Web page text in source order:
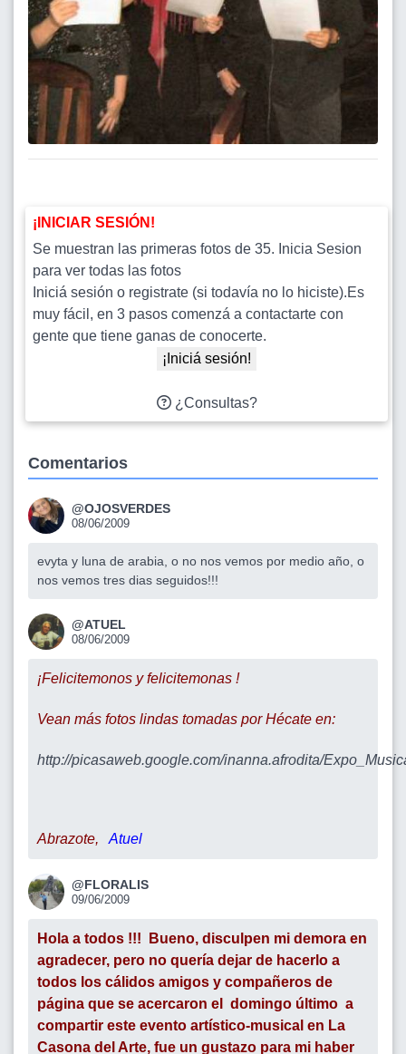
¡INICIAR SESIÓN!
Se muestran las primeras fotos de 35. Inicia Sesion
para ver todas las fotos
Iniciá sesión o registrate (si todavía no lo hiciste).Es
muy fácil, en 3 pasos comenzá a contactarte con
gente que tiene ganas de conocerte.
¡Iniciá sesión!
¿Consultas?
Comentarios
@OJOSVERDES
08/06/2009
evyta y luna de arabia, o no nos vemos por medio año, o
nos vemos tres dias seguidos!!!
@ATUEL
08/06/2009
¡Felicitemonos y felicitemonas !
Vean más fotos lindas tomadas por Hécate en:
http://picasaweb.google.com/inanna.afrodita/
Abrazote, Atuel
@FLORALIS
09/06/2009
Hola a todos !!! Bueno, disculpen mi demora en
agradecer, pero no quería dejar de hacerlo a
todos los cálidos amigos y compañeros de
página que se acercaron el domingo último a
compartir este evento artístico-musical en La
Casona del Arte, fue un gustazo para mi haber